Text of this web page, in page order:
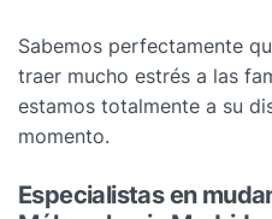
Sabemos perfectamente
traer mucho estrés a las
estamos totalmente a su
momento.
Especialistas en